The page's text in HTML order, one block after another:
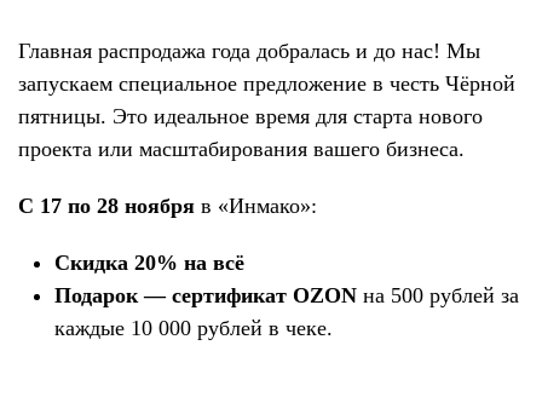
Главная распродажа года добралась и до нас! Мы
запускаем специальное предложение в честь Чёрной
пятницы. Это идеальное время для старта нового
проекта или масштабирования вашего бизнеса.
С 17 по 28 ноября в «Инмако»:
Скидка 20% на всё
Подарок — сертификат OZON на 500 рублей за
каждые 10 000 рублей в чеке.